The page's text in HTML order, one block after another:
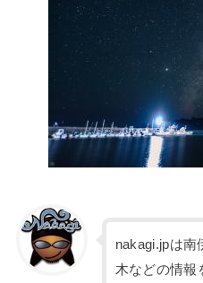
nakagi.jpは南
木などの情報